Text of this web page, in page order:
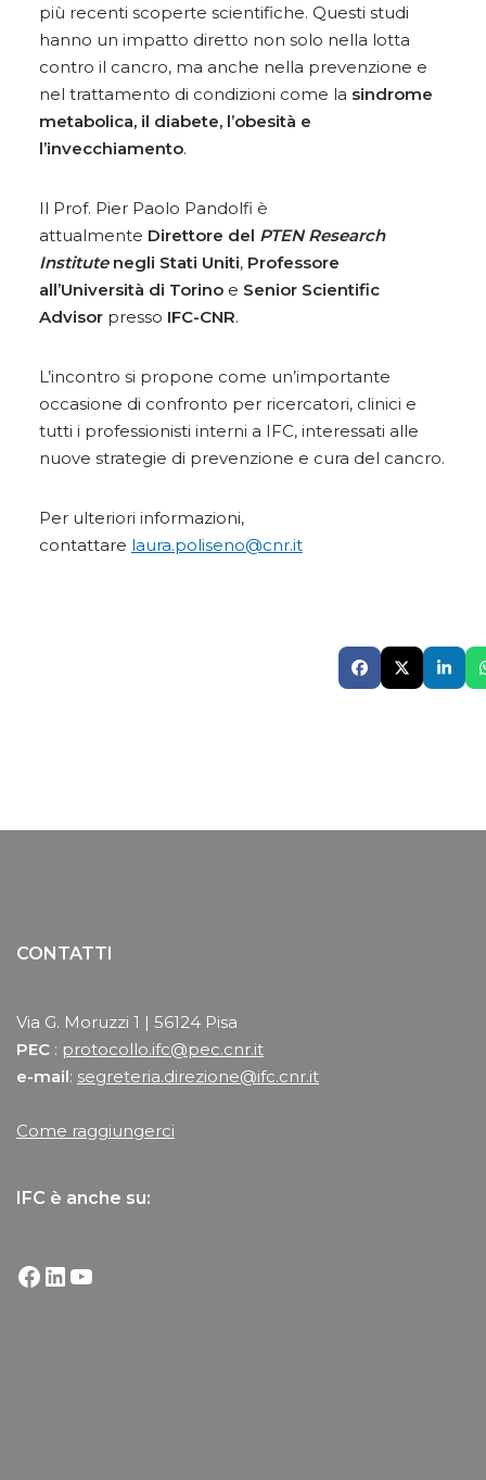
più recenti scoperte scientifiche. Questi studi
hanno un impatto diretto non solo nella lotta
contro il cancro, ma anche nella prevenzione e
nel trattamento di condizioni come la sindrome
metabolica, il diabete, l’obesità e
l’invecchiamento.
Il Prof. Pier Paolo Pandolfi è
attualmente Direttore del PTEN Research
Institutenegli Stati Uniti, Professore
all’Università di Torinoe Senior Scientific
Advisor presso IFC-CNR.
L’incontro si propone come un’importante
occasione di confronto per ricercatori, clinici e
tutti i professionisti interni a IFC, interessati alle
nuove strategie di prevenzione e cura del cancro.
Per ulteriori informazioni,
contattare laura.poliseno@cnr.it
CONTATTI
Via G. Moruzzi 1 | 56124 Pisa
PEC : protocollo.ifc@pec.cnr.it
e-mail: segreteria.direzione@ifc.cnr.it
Come raggiungerci
IFC è anche su: